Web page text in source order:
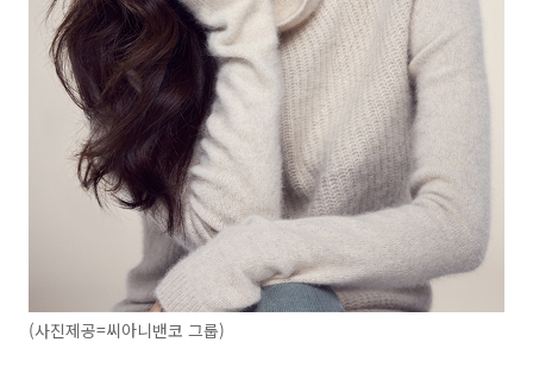
(사진제공=씨아니밴코 그룹)